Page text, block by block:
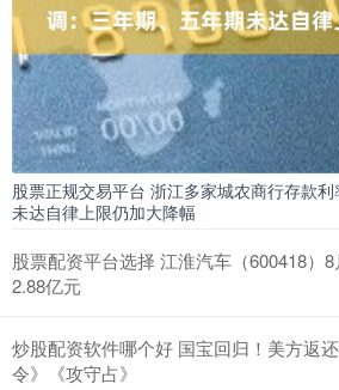
股票正规交易平台 浙江多家城农商行存款
未达自律上限仍加大降幅
股票配资平台选择 江淮汽车（600418）
2.88亿元
炒股配资软件哪个好 国宝回归！美方返
令》《攻守占》